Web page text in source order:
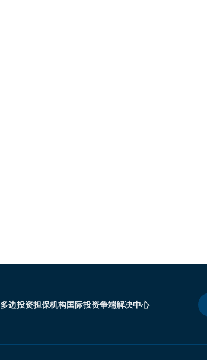
多边投资担保机构国际投资争端解决中心